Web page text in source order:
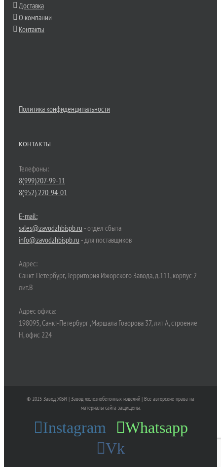
Доставка
О компании
Контакты
Политика конфиденципальности
КОНТАКТЫ
Телефоны:
8(999)207-99-11
8(952) 220-94-01
E-mail:
sales@zavodzhbispb.ru - отдел сбыта
info@zavodzhbispb.ru - для поставщиков
Адрес:
Санкт-Петербург, Территория Ижорского Завода, д.111, корпус 2
лит.В
Адрес офиса:
198095, Санкт-Петербург ,Маршала Говорова 37, лит А, строение
Н, офис 224
© 2025 Завод ЖБИ | Завод железнобетонных изделий | Все авторские права на
материалы сайта защищены.
Instagram
Whatsapp
Vk